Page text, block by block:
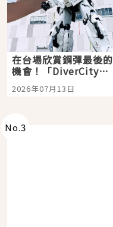
在台場欣賞鋼彈最後的
機會！「DiverCity
Tokyo Plaza」搭船、
購物、美食及夜景，一
2026年07月13日
No.3